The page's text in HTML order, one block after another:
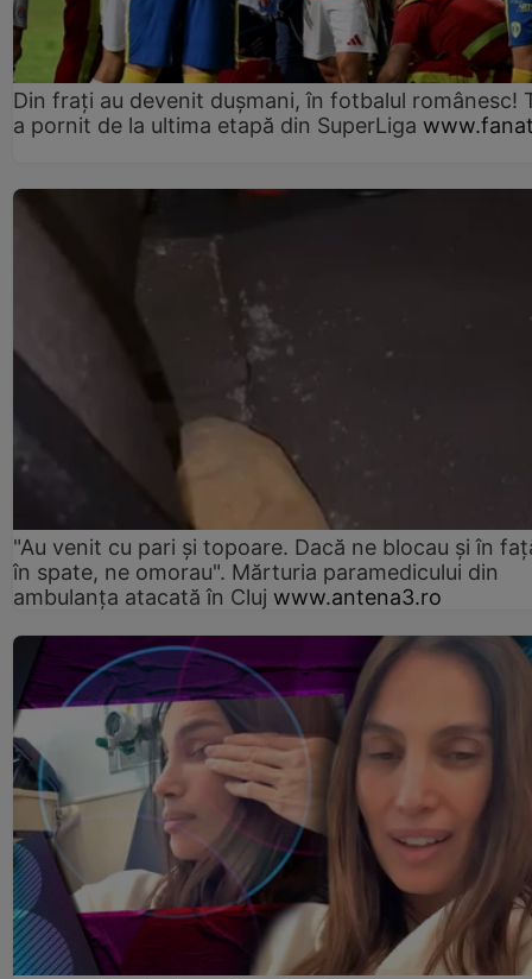
Din frați au devenit dușmani, în fotbalul românesc!
a pornit de la ultima etapă din SuperLiga
"Au venit cu pari și topoare. Dacă ne blocau şi în
în spate, ne omorau". Mărturia paramedicului din
ambulanţa atacată în Cluj www.antena3.ro